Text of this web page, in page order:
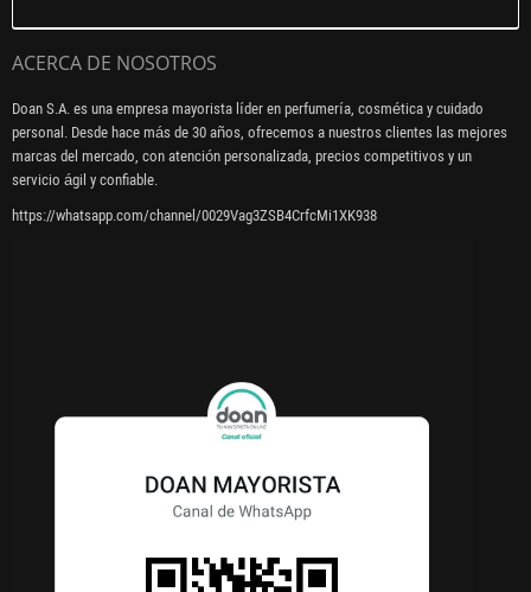
ACERCA DE NOSOTROS
Doan S.A. es una empresa mayorista líder en perfumería, cosmética y cuidado
personal. Desde hace más de 30 años, ofrecemos a nuestros clientes las mejores
marcas del mercado, con atención personalizada, precios competitivos y un
servicio ágil y confiable.
https://whatsapp.com/channel/0029Vag3ZSB4CrfcMi1XK938